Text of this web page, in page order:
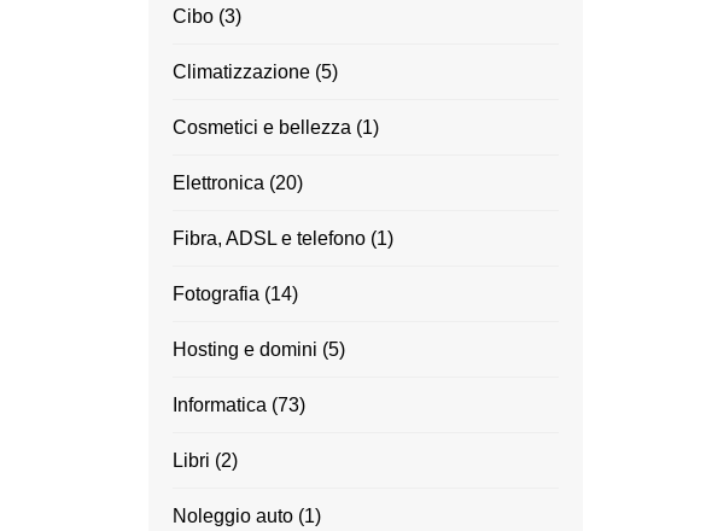
Cibo (3)
Climatizzazione (5)
Cosmetici e bellezza (1)
Elettronica (20)
Fibra, ADSL e telefono (1)
Fotografia (14)
Hosting e domini (5)
Informatica (73)
Libri (2)
Noleggio auto (1)